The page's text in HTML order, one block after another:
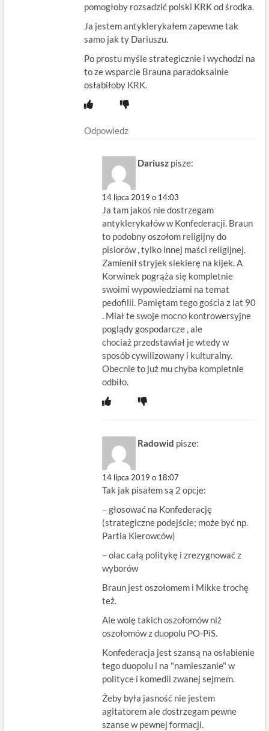
pomogłoby rozsadzić polski KRK od środka.
Ja jestem antyklerykałem zapewne tak
samo jak ty Dariuszu.
Po prostu myśle strategicznie i wychodzi na
to ze wsparcie Brauna paradoksalnie
osłabiłoby KRK.
Odpowiedz
Dariusz pisze:
14 lipca 2019 o 14:03
Ja tam jakoś nie dostrzegam
antyklerykałów w Konfederacji. Braun
to podobny oszołom religijny do
pisiorów , tylko innej maści religijnej.
Zamienił stryjek siekierę na kijek. A
Korwinek pogrąża się kompletnie
swoimi wypowiedziami na temat
pedofilii. Pamiętam tego gościa z lat 90
. Miał te swoje mocno kontrowersyjne
poglądy gospodarcze , ale
chociaż przedstawiał je wtedy w
sposób cywilizowany i kulturalny.
Obecnie to już mu chyba kompletnie
odbiło.
Radowid pisze:
14 lipca 2019 o 18:07
Tak jak pisałem są 2 opcje:
– głosować na Konfederację
(strategiczne podejście; może być np.
Partia Kierowców)
– olac całą politykę i zrezygnować z
wyborów
Braun jest oszołomem i Mikke trochę
też.
Ale wolę takich oszołomów niż
oszołomów z duopolu PO-PiS.
Konfederacja jest szansą na osłabienie
tego duopolu i na "namieszanie" w
polityce i komedii zwanej sejmem.
Żeby była jasność nie jestem
agitatorem ale dostrzegam pewne
szanse w pewnej formacji.